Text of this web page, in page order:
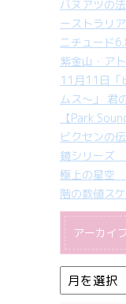
バヌアツの
ーストラリ
ニチュード
紫金山・ア
11月11日「
ムス～」 君
【Park
ビクセンの
鏡シリー
極上の星空
階の数値ス
アーカイ